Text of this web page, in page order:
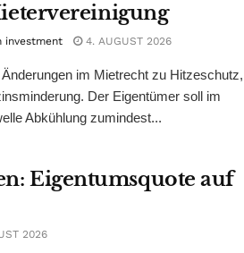
investment 4. AUGUST 2026
im Mietrecht zu Hitzeschutz,
Der Eigentümer soll im
Abkühlung zumindest...
Eigentumsquote auf
2026